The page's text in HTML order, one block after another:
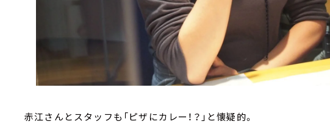
赤江さんとスタッフも「ピザにカレー！？」と懐疑的。